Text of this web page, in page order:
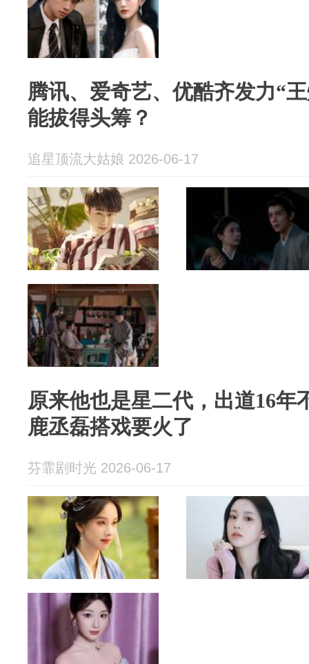
腾讯、爱奇艺、优酷齐发力“
能拔得头筹？
追星顶流大姑娘 2026-06-17
原来他也是星二代，出道16年
鹿丞磊搭戏要火了
芬霏剧时光 2026-06-17